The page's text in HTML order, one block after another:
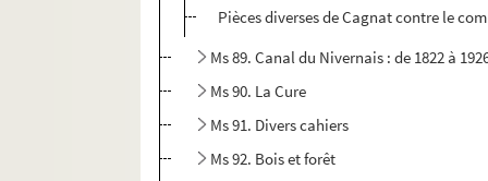
Pièces diverses de Cagnat contre le
Ms 89. Canal du Nivernais : de 1822 à
Ms 90. La Cure
Ms 91. Divers cahiers
Ms 92. Bois et forêt